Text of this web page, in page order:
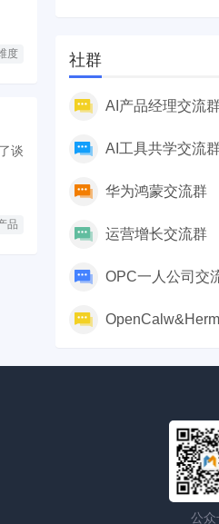
度
谈
品
社群
AI产品经理交流
AI工具共学交流
华为鸿蒙交流群
运营增长交流群
OPC一人公司交
公众